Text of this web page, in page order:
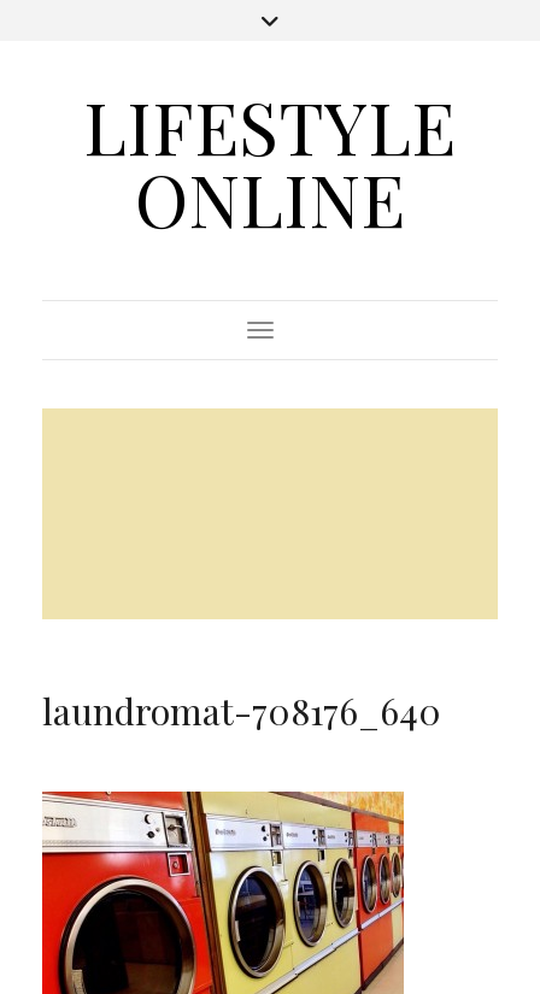
LIFESTYLE
ONLINE
Toggle Navigation
laundromat-708176_640